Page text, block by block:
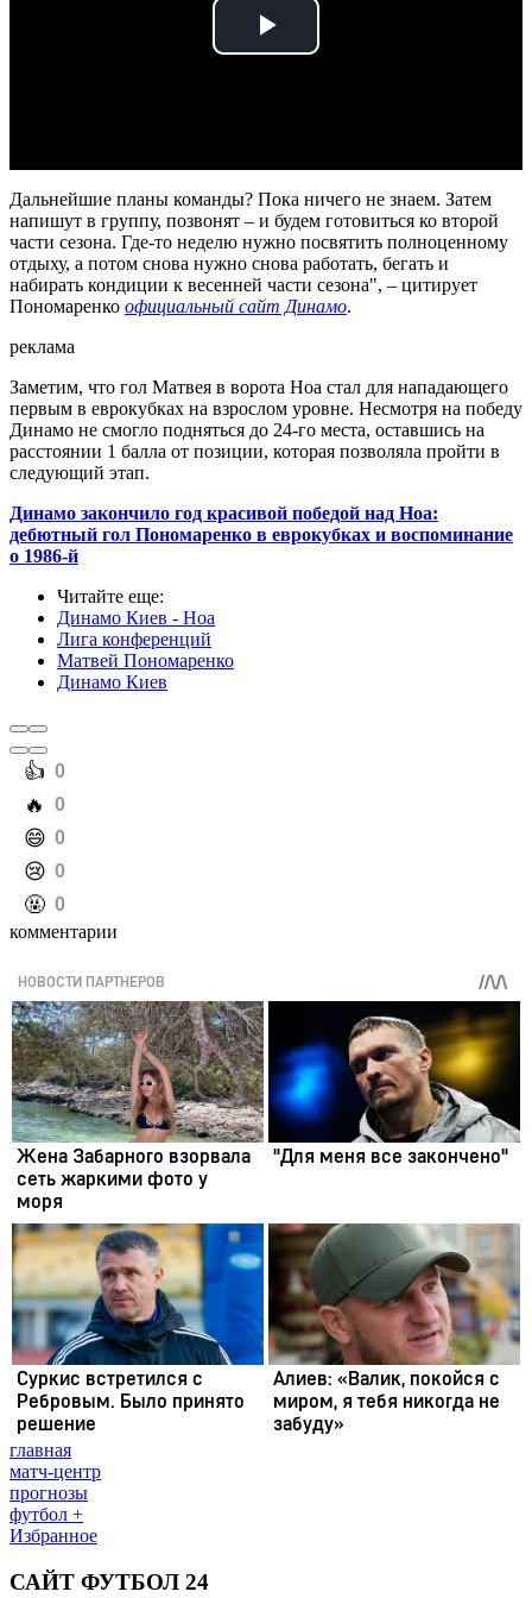
Play
Дальнейшие планы команды? Пока ничего не знаем. Затем
напишут в группу, позвонят – и будем готовиться ко второй
части сезона. Где-то неделю нужно посвятить полноценному
отдыху, а потом снова нужно снова работать, бегать и
набирать кондиции к весенней части сезона", – цитирует
Пономаренко официальный сайт Динамо.
реклама
Заметим, что гол Матвея в ворота Ноа стал для нападающего
первым в еврокубках на взрослом уровне. Несмотря на победу
Динамо не смогло подняться до 24-го места, оставшись на
расстоянии 1 балла от позиции, которая позволяла пройти в
следующий этап.
Динамо закончило год красивой победой над Ноа:
дебютный гол Пономаренко в еврокубках и воспоминание
о 1986-й
Читайте еще:
Динамо Киев - Ноа
Лига конференций
Матвей Пономаренко
Динамо Киев
️👍 0
️🔥 0
️😄 0
️😢 0
️🤬 0
комментарии
главная
матч-центр
прогнозы
футбол +
Избранное
САЙТ ФУТБОЛ 24